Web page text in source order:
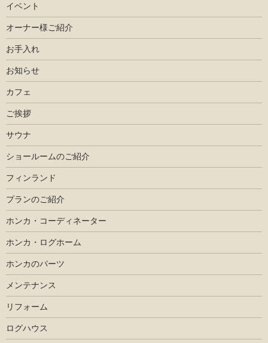
イベント
オーナー様ご紹介
お手入れ
お知らせ
カフェ
ご挨拶
サウナ
ショールームのご紹介
フィンランド
プランのご紹介
ホンカ・コーディネーター
ホンカ・ログホーム
ホンカのパーツ
メンテナンス
リフォーム
ログハウス